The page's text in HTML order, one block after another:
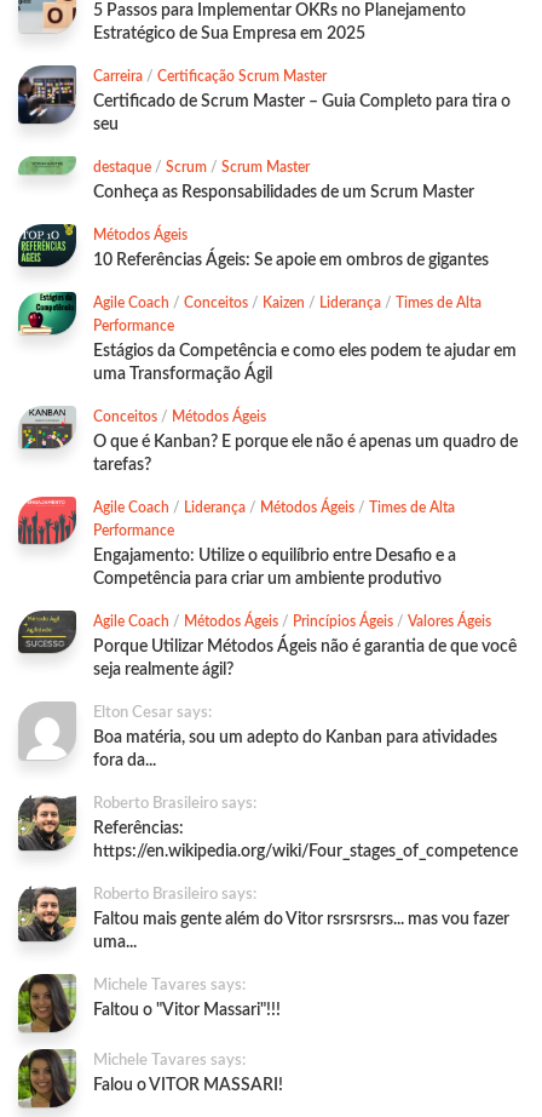
5 Passos para Implementar OKRs no Planejamento
Estratégico de Sua Empresa em 2025
Carreira / Certificação Scrum Master
Certificado de Scrum Master – Guia Completo para tira o
seu
destaque / Scrum / Scrum Master
Conheça as Responsabilidades de um Scrum Master
Métodos Ágeis
10 Referências Ágeis: Se apoie em ombros de gigantes
Agile Coach / Conceitos / Kaizen / Liderança / Times de Alta
Performance
Estágios da Competência e como eles podem te ajudar em
uma Transformação Ágil
Conceitos / Métodos Ágeis
O que é Kanban? E porque ele não é apenas um quadro de
tarefas?
Agile Coach / Liderança / Métodos Ágeis / Times de Alta
Performance
Engajamento: Utilize o equilíbrio entre Desafio e a
Competência para criar um ambiente produtivo
Agile Coach / Métodos Ágeis / Princípios Ágeis / Valores Ágeis
Porque Utilizar Métodos Ágeis não é garantia de que você
seja realmente ágil?
Elton Cesar says:
Boa matéria, sou um adepto do Kanban para atividades
fora da...
Roberto Brasileiro says:
Referências:
https://en.wikipedia.org/wiki/Four_stages_of_competence
Roberto Brasileiro says:
Faltou mais gente além do Vitor rsrsrsrsrs... mas vou fazer
uma...
Michele Tavares says:
Faltou o "Vitor Massari"!!!
Michele Tavares says:
Falou o VITOR MASSARI!